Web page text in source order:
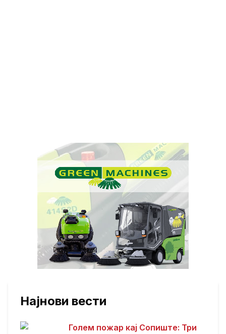
Најнови вести
Голем пожар кај Сопиште: Три